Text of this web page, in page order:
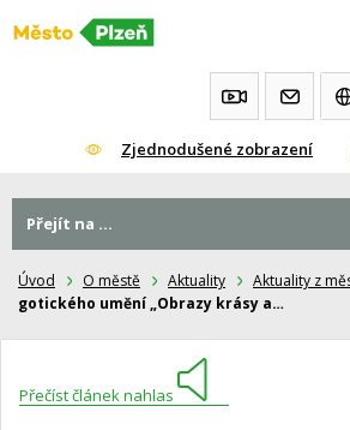
Přeskočit
Zjednodušené zobrazení
Úvod O městě Aktuality Aktuality z
gotického umění „Obrazy krásy a…
Přečíst článek nahlas
Přejít na ...